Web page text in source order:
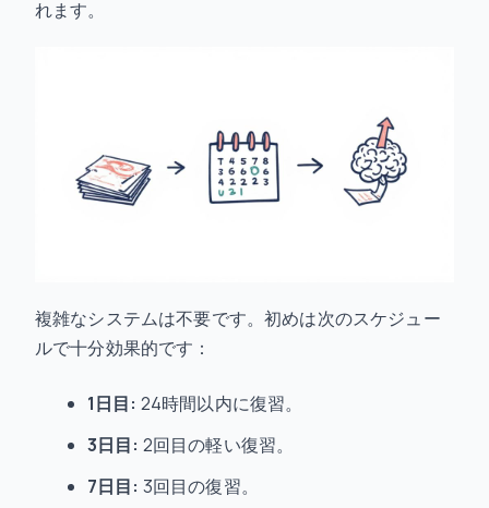
れます。
複雑なシステムは不要です。初めは次のスケジュー
ルで十分効果的です：
1日目: 24時間以内に復習。
3日目: 2回目の軽い復習。
7日目: 3回目の復習。